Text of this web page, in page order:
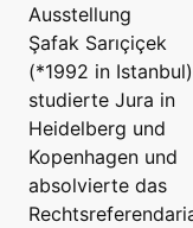
Ausstellung
Şafak Sarıçiçek
(*1992 in Istanbul)
studierte Jura in
Heidelberg und
Kopenhagen und
absolvierte das